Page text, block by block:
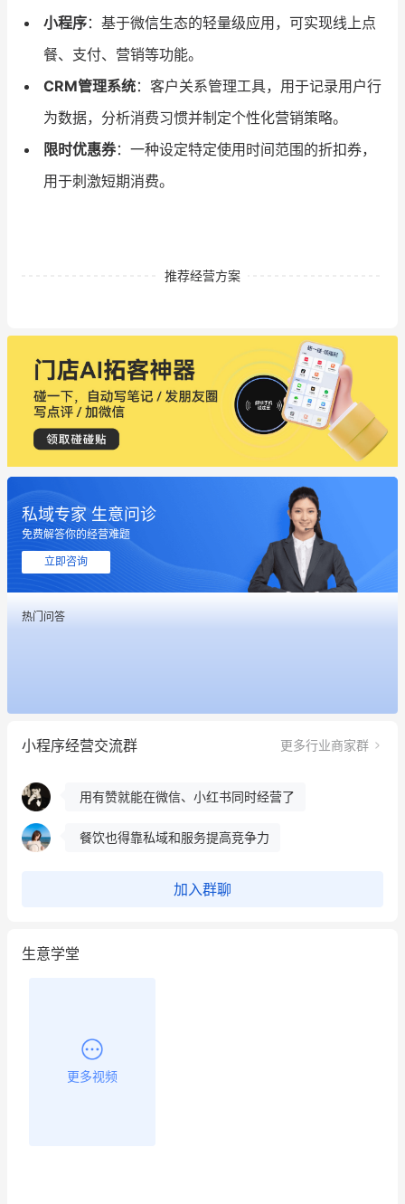
小程序：基于微信生态的轻量级应用，可实现线上点
餐、支付、营销等功能。
CRM管理系统：客户关系管理工具，用于记录用户行
为数据，分析消费习惯并制定个性化营销策略。
限时优惠券：一种设定特定使用时间范围的折扣券，
用于刺激短期消费。
推荐经营方案
私域专家 生意问诊
免费解答你的经营难题
立即咨询
热门问答
小程序经营交流群 更多行业商家群
这个营销策划案例推荐大家看一下
用有赞就能在微信、小红书同时经营了
冰墩墩货源充足需要的联系我
这个营销策划案例推荐大家看一下
用有赞就能在微信、小红书同时经营了
餐饮也得靠私域和服务提高竞争力
加入群聊
生意学堂
更多视频